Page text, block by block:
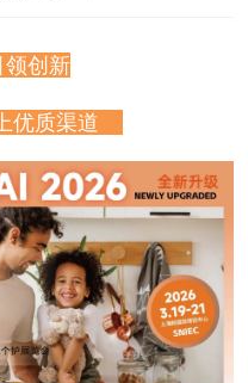
领创新
优质渠道